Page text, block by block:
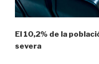
El 10,2% de la
severa